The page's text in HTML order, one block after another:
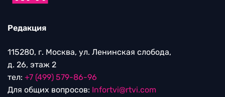
Редакция
115280, г. Москва, ул. Ленинская слобода,
д. 26, этаж 2
тел: +7 (499) 579-86-96
Для общих вопросов: Infortvi@rtvi.com